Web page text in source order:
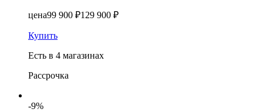
цена99 900 ₽129 900 ₽
Купить
Есть в 4 магазинах
Рассрочка
-9%